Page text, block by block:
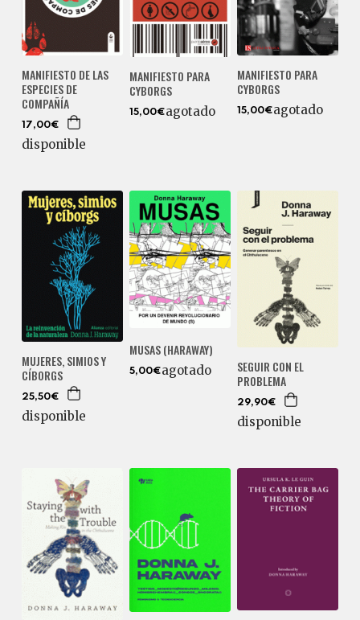
MANIFIESTO DE LAS
ESPECIES DE
COMPAÑÍA
17,00€
disponible
MANIFIESTO PARA
CYBORGS
15,00€agotado
MANIFIESTO PARA
CYBORGS
15,00€agotado
MUJERES, SIMIOS Y
CÍBORGS
25,50€
disponible
MUSAS (HARAWAY)
5,00€agotado
SEGUIR CON EL
PROBLEMA
29,90€
disponible